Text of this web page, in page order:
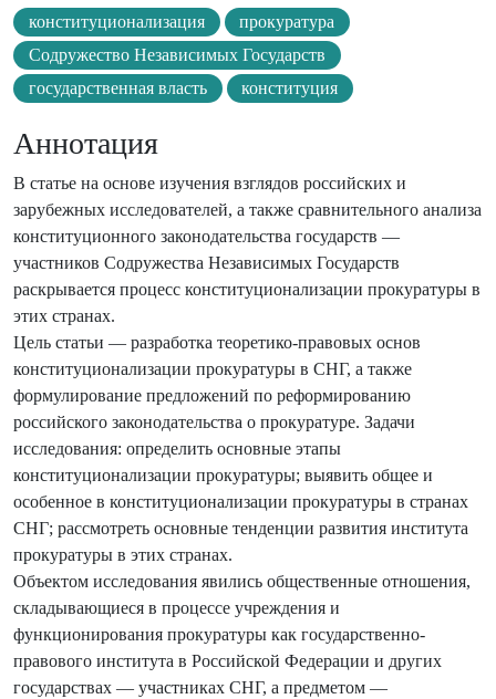
конституционализация
прокуратура
Содружество Независимых Государств
государственная власть
конституция
Аннотация
В статье на основе изучения взглядов российских и
зарубежных исследователей, а также сравнительного анализа
конституционного законодательства государств —
участников Содружества Независимых Государств
раскрывается процесс конституционализации прокуратуры в
этих странах.
Цель статьи — разработка теоретико-правовых основ
конституционализации прокуратуры в СНГ, а также
формулирование предложений по реформированию
российского законодательства о прокуратуре. Задачи
исследования: определить основные этапы
конституционализации прокуратуры; выявить общее и
особенное в конституционализации прокуратуры в странах
СНГ; рассмотреть основные тенденции развития института
прокуратуры в этих странах.
Объектом исследования явились общественные отношения,
складывающиеся в процессе учреждения и
функционирования прокуратуры как государственно-
правового института в Российской Федерации и других
государствах — участниках СНГ, а предметом —